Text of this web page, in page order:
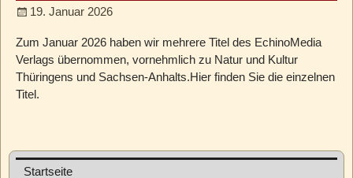
19. Januar 2026
Zum Januar 2026 haben wir mehrere Titel des EchinoMedia
Verlags übernommen, vornehmlich zu Natur und Kultur
Thüringens und Sachsen-Anhalts.Hier finden Sie die einzelnen
Titel.
Startseite